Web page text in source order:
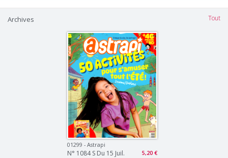
Archives Tout
01299 - Astrapi
N° 1084 S Du 15 Juil. 5,20 €